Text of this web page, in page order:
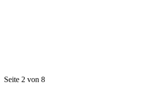
Seite 2 von 8